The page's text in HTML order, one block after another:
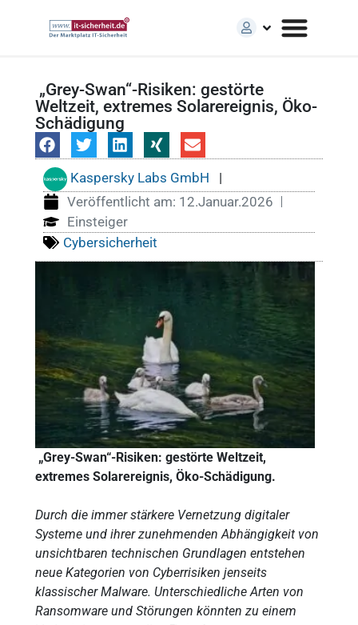
„Grey-Swan“-Risiken: gestörte
Weltzeit, extremes Solarereignis, Öko-
Schädigung
Kaspersky Labs GmbH
|
Veröffentlicht am: 12.Januar.2026
Einsteiger
Cybersicherheit
„Grey-Swan“-Risiken: gestörte Weltzeit,
extremes Solarereignis, Öko-Schädigung.
Durch die immer stärkere Vernetzung digitaler
Systeme und ihrer zunehmenden Abhängigkeit von
unsichtbaren technischen Grundlagen entstehen
neue Kategorien von Cyberrisiken jenseits
klassischer Malware. Unterschiedliche Arten von
Ransomware und Störungen könnten zu einem